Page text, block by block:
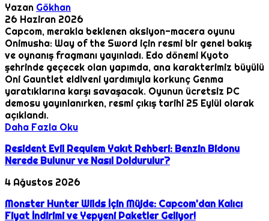
Yazan Gökhan
26 Haziran 2026
Capcom, merakla beklenen aksiyon-macera oyunu
Onimusha: Way of the Sword için resmi bir genel bakış
ve oynanış fragmanı yayınladı. Edo dönemi Kyoto
şehrinde geçecek olan yapımda, ana karakterimiz büyülü
Oni Gauntlet eldiveni yardımıyla korkunç Genma
yaratıklarına karşı savaşacak. Oyunun ücretsiz PC
demosu yayınlanırken, resmi çıkış tarihi 25 Eylül olarak
açıklandı.
Daha Fazla Oku
Resident Evil Requiem Yakıt Rehberi: Benzin Bidonu
Nerede Bulunur ve Nasıl Doldurulur?
4 Ağustos 2026
Monster Hunter Wilds İçin Müjde: Capcom'dan Kalıcı
Fiyat İndirimi ve Yepyeni Paketler Geliyor!